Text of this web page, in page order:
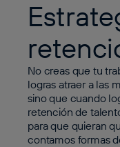
No creas que tu
logras atraer a las
sino que cuando
retención de
para que quieran
contamos formas